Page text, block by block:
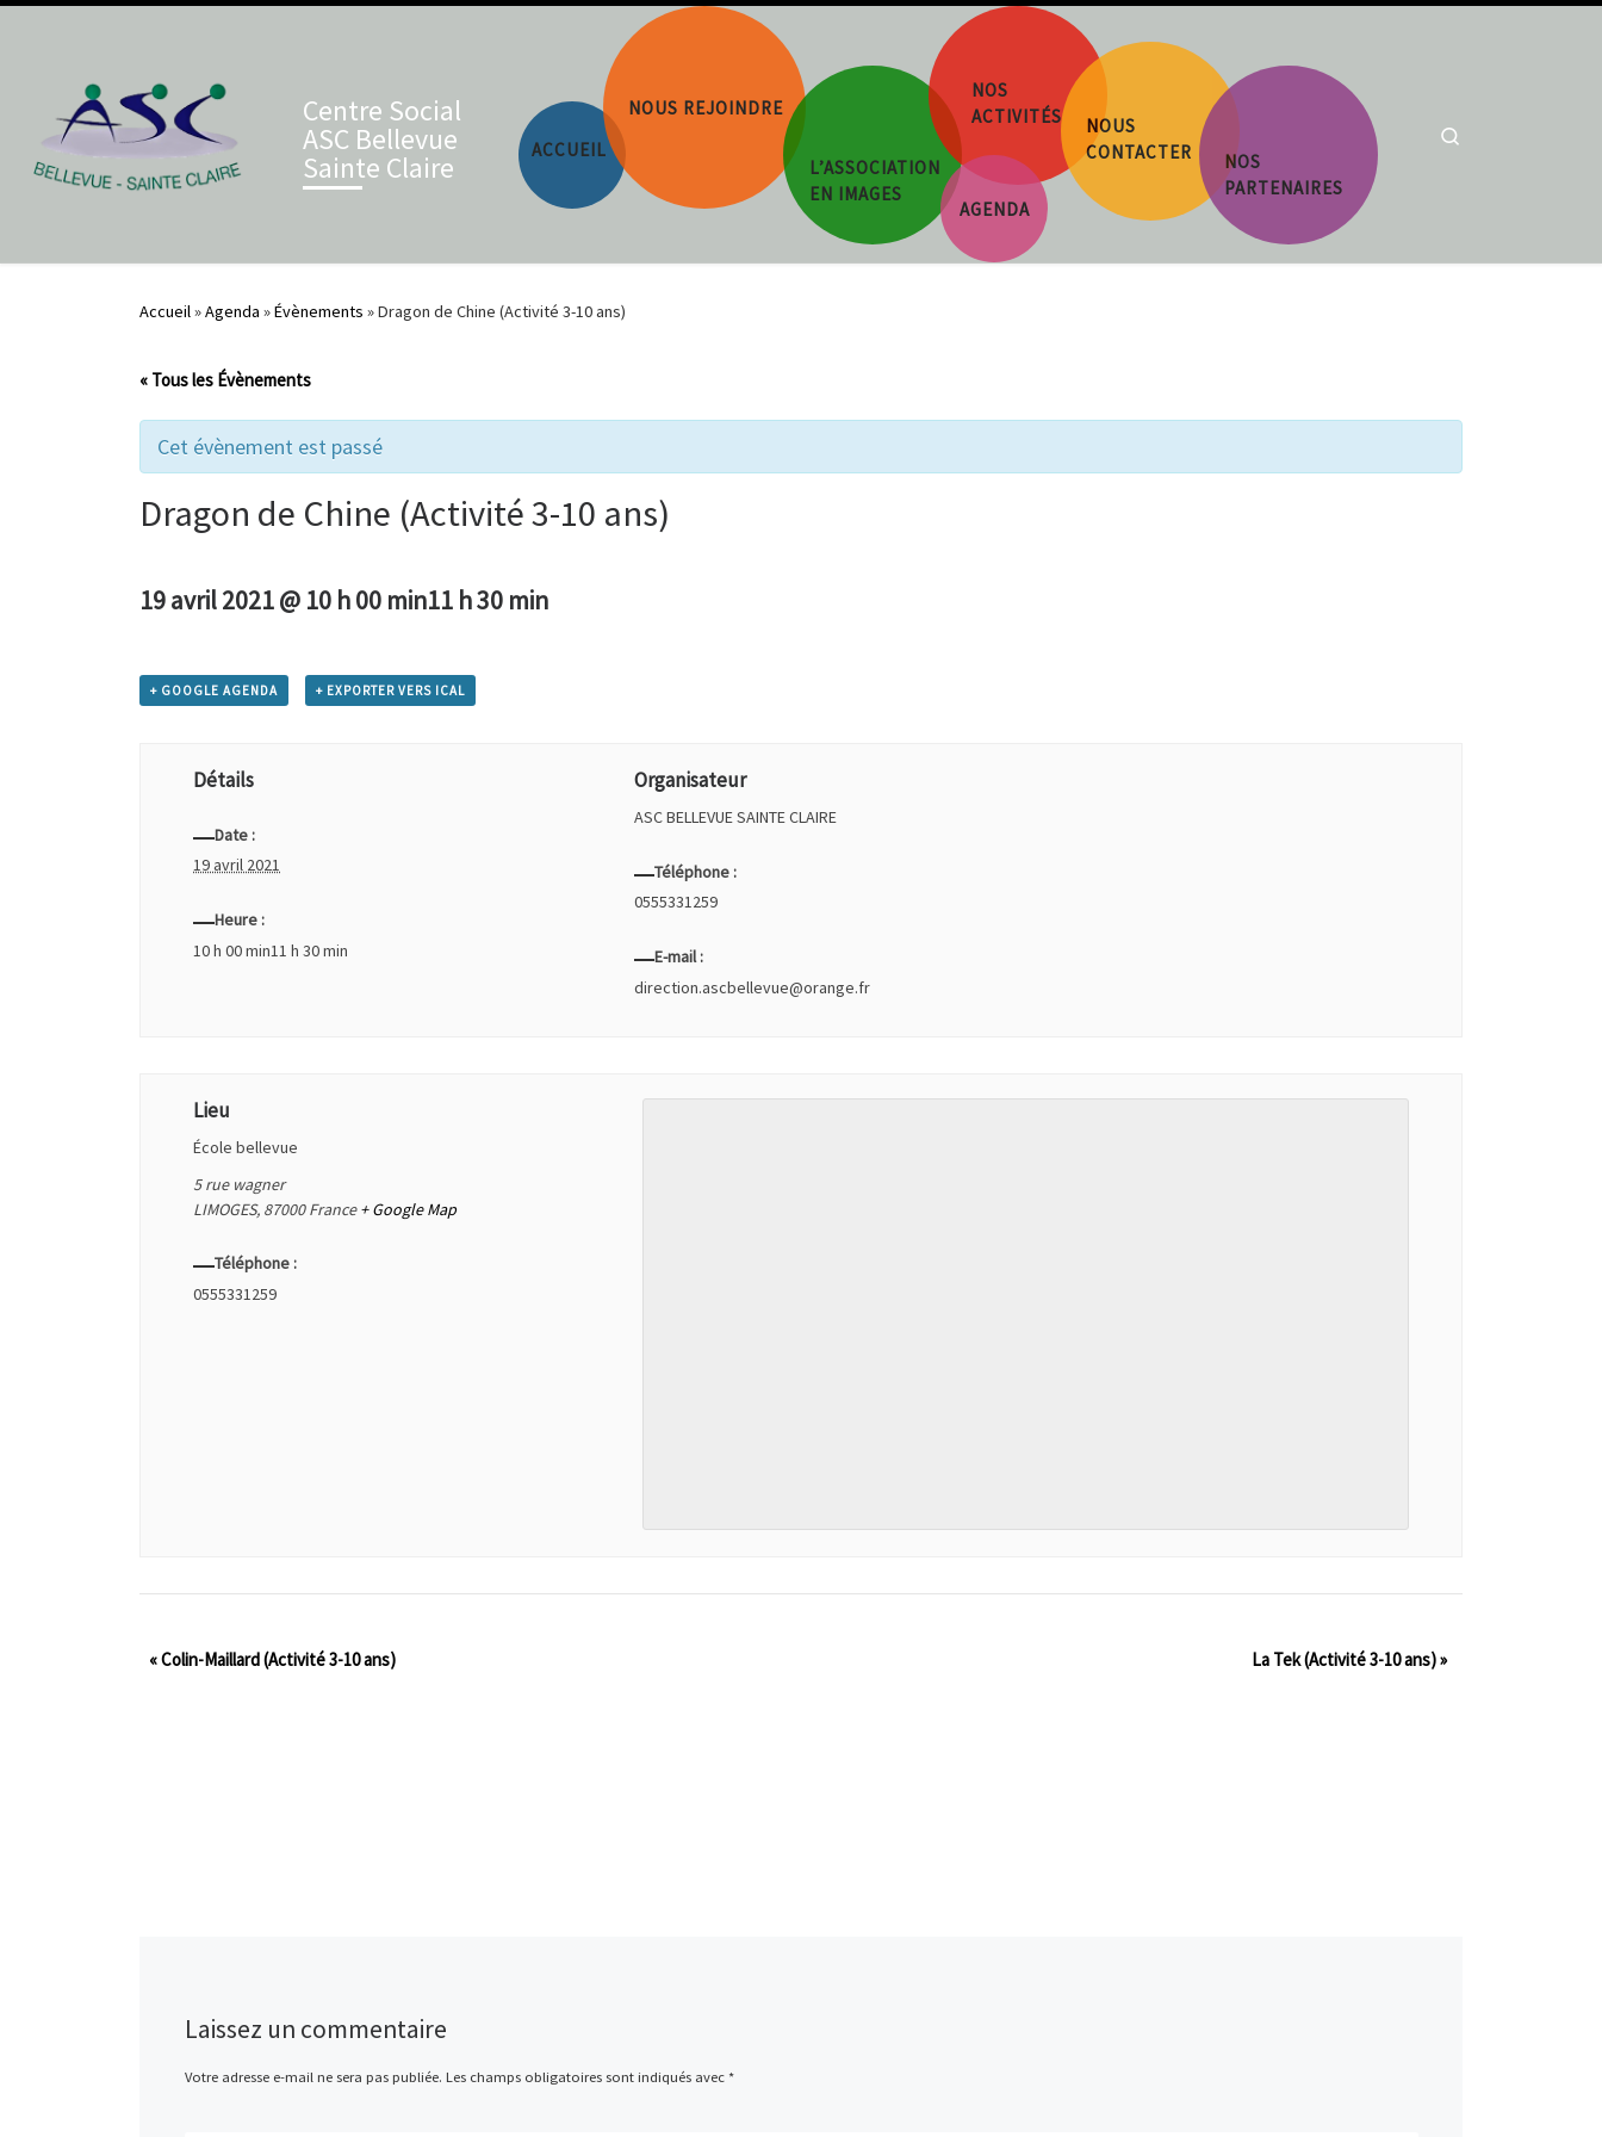
Centre Social
ASC Bellevue
Sainte Claire ACCUEIL
NOUS REJOINDRE
L’ASSOCIATION
EN IMAGES
NOS
ACTIVITÉS
NOUS
CONTACTER
NOS
PARTENAIRES
AGENDA
Accueil »Agenda »Évènements »Dragon de Chine (Activité 3-10 ans)
« Tous les Évènements
Cet évènement est passé
Dragon de Chine (Activité 3-10 ans)
19 avril 2021 @ 10 h 00 min11 h 30 min
+ GOOGLE AGENDA + EXPORTER VERS ICAL
Détails
Date :
19 avril 2021
Heure :
10 h 00 min11 h 30 min
Organisateur
ASC BELLEVUE SAINTE CLAIRE
Téléphone :
0555331259
E-mail :
direction.ascbellevue@orange.fr
Lieu
École bellevue
5 rue wagner
LIMOGES, 87000 France + Google Map
Téléphone :
0555331259
«Colin-Maillard (Activité 3-10 ans) La Tek (Activité 3-10 ans)»
Laissez un commentaire
Votre adresse e-mail ne sera pas publiée. Les champs obligatoires sont indiqués avec *